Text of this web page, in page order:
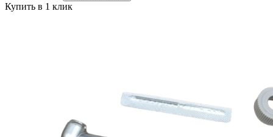
Купить в 1 клик